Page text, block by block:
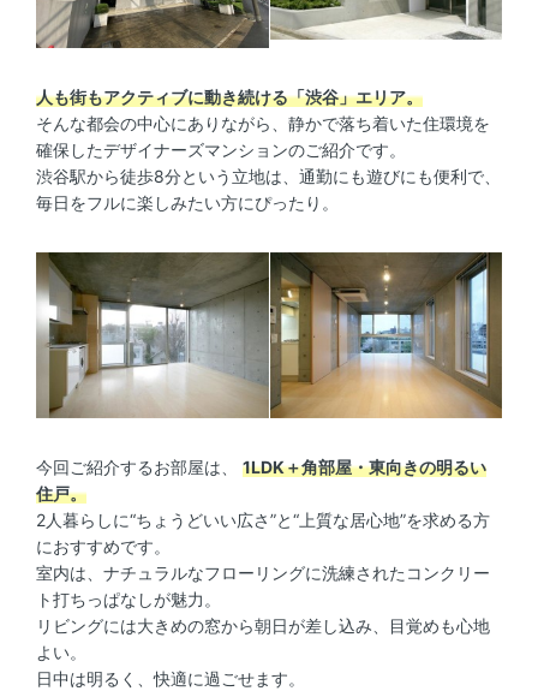
人も街もアクティブに動き続ける「渋谷」エリア。
そんな都会の中心にありながら、静かで落ち着いた住環境を
確保したデザイナーズマンションのご紹介です。
渋谷駅から徒歩8分という立地は、通勤にも遊びにも便利で、
毎日をフルに楽しみたい方にぴったり。
今回ご紹介するお部屋は、 1LDK＋角部屋・東向きの明るい
住戸。
2人暮らしに“ちょうどいい広さ”と“上質な居心地”を求める方
におすすめです。
室内は、ナチュラルなフローリングに洗練されたコンクリー
ト打ちっぱなしが魅力。
リビングには大きめの窓から朝日が差し込み、目覚めも心地
よい。
日中は明るく、快適に過ごせます。